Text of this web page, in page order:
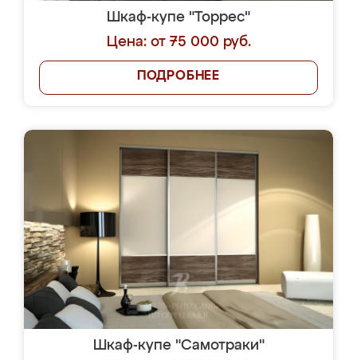
Шкаф-купе "Торрес"
Цена: от 75 000 руб.
ПОДРОБНЕЕ
Шкаф-купе "Самотраки"